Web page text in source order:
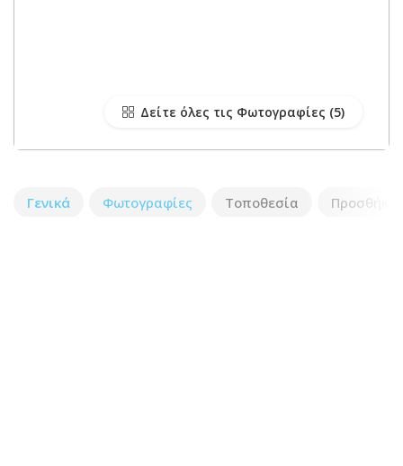
Δείτε όλες τις Φωτογραφίες
Γενικά Φωτογραφίες Τοποθεσία Προσθήκη